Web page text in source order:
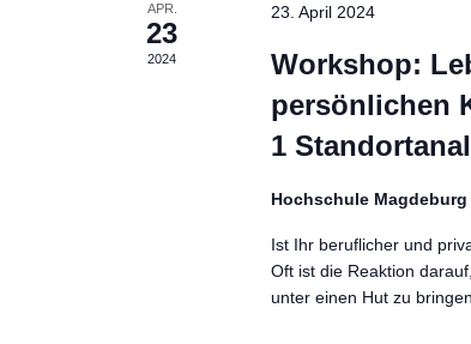
APR.
23
2024
23. April 2024
Workshop:
persönlichen
1
Hochschule Magdeburg
Ist Ihr beruflicher und
Oft ist die Reaktion
unter einen Hut zu